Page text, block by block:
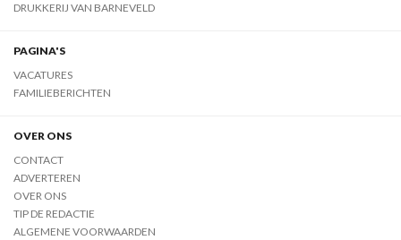
DRUKKERIJ VAN BARNEVELD
PAGINA'S
VACATURES
FAMILIEBERICHTEN
OVER ONS
CONTACT
ADVERTEREN
OVER ONS
TIP DE REDACTIE
ALGEMENE VOORWAARDEN